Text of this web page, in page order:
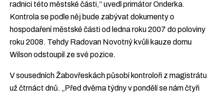
radnici této městské části,“ uvedl primátor Onderka.
Kontrola se podle něj bude zabývat dokumenty o
hospodaření městské části od ledna roku 2007 do poloviny
roku 2008. Tehdy Radovan Novotný kvůli kauze domu
Wilson odstoupil ze své pozice.
V sousedních Žabovřeskách působí kontroloři z magistrátu
už čtrnáct dnů. „Před dvěma týdny v pondělí se nám čtyři